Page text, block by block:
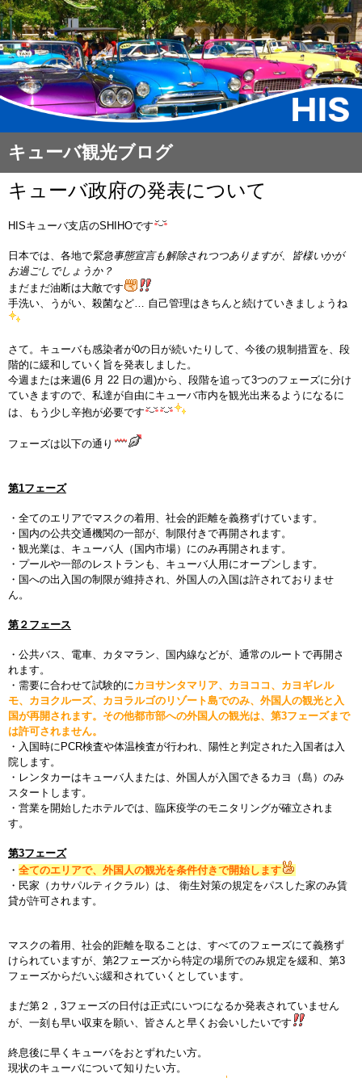
キューバ観光ブログ
キューバ政府の発表について
HISキューバ支店のSHIHOです
日本では、各地で緊急事態宣言も解除されつつありますが、皆様いかが
お過ごしでしょうか？
まだまだ油断は大敵です
手洗い、うがい、殺菌など… 自己管理はきちんと続けていきましょうね
さて。キューバも感染者が0の日が続いたりして、今後の規制措置を、段
階的に緩和していく旨を発表しました。
今週または来週(6 月 22 日の週)から、段階を追って3つのフェーズに分け
ていきますので、私達が自由にキューバ市内を観光出来るようになるに
は、もう少し辛抱が必要です
フェーズは以下の通り
第1フェーズ
・全てのエリアでマスクの着用、社会的距離を義務ずけています。
・国内の公共交通機関の一部が、制限付きで再開されます。
・観光業は、キューバ人（国内市場）にのみ再開されます。
・プールや一部のレストランも、キューバ人用にオープンします。
・国への出入国の制限が維持され、外国人の入国は許されておりませ
ん。
第２フェース
・ 公共バス、電車、カタマラン、国内線などが、 通常のルートで再開さ
れます。
・需要に合わせて試験的にカヨサンタマリア、カヨココ、 カヨギレル
モ、カヨクルーズ、カヨラルゴのリゾート島でのみ、外国人の観光と入
国が再開されます。その他都市部への外国人の観光は、第3フェーズまで
は許可されません。
・入国時にPCR検査や体温検査が行われ、 陽性と判定された入国者は入
院します。
・レンタカーはキューバ人または、外国人が入国できるカヨ（島） のみ
スタートし ます。
・営業を開始したホテルでは、 臨床疫学のモニタリングが確立されま
す。
第3フェーズ
・ 全てのエリアで、外国人の観光を条件付きで開始します
・民家（カサパルティクラル）は、 衛生対策の規定をパスした家のみ賃
貸が許可されます。
マスクの着用、社会的距離を取ることは、 すべてのフェーズにて義務ず
けられていますが、 第2フェーズから特定の場所でのみ規定を緩和、 第3
フェーズからだいぶ緩和されていくとしています。
まだ第２，3フェーズの日付は正式にいつになるか発表されていません
が、一刻も早い収束を願い、皆さんと早くお会いしたいです
終息後に早くキューバをおとずれたい方。
現状のキューバについて知りたい方。